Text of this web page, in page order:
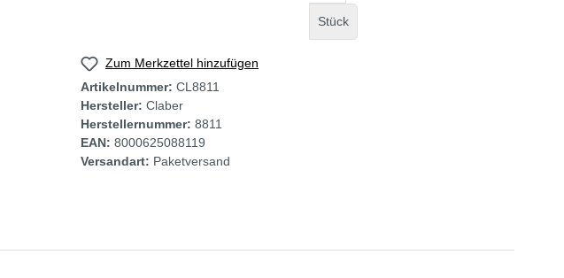
Stück
Zum Merkzettel hinzufügen
Artikelnummer: CL8811
Hersteller: Claber
Herstellernummer: 8811
EAN: 8000625088119
Versandart: Paketversand